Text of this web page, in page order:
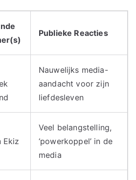
Publieke Reacties
Nauwelijks media-
aandacht voor zijn
liefdesleven
Ekiz
Veel belangstelling,
‘powerkoppel’ in de
media